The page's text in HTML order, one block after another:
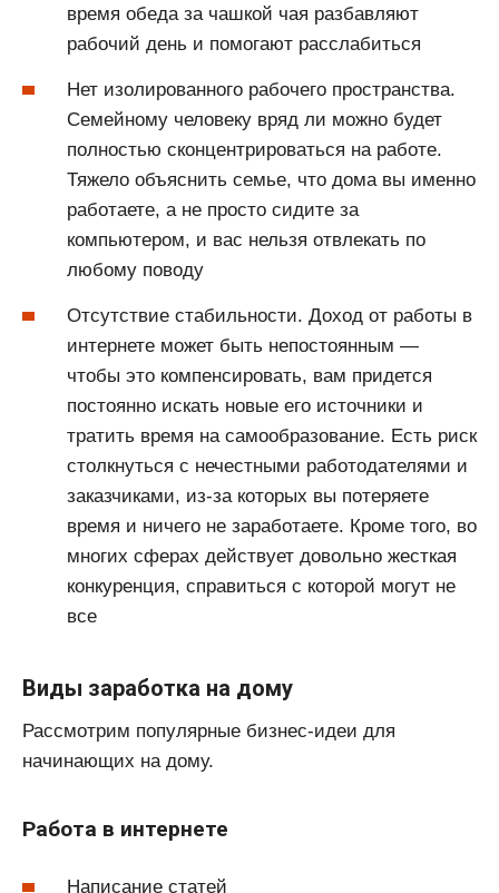
время обеда за чашкой чая разбавляют
рабочий день и помогают расслабиться
Нет изолированного рабочего пространства.
Семейному человеку вряд ли можно будет
полностью сконцентрироваться на работе.
Тяжело объяснить семье, что дома вы именно
работаете, а не просто сидите за
компьютером, и вас нельзя отвлекать по
любому поводу
Отсутствие стабильности. Доход от работы в
интернете может быть непостоянным —
чтобы это компенсировать, вам придется
постоянно искать новые его источники и
тратить время на самообразование. Есть риск
столкнуться с нечестными работодателями и
заказчиками, из-за которых вы потеряете
время и ничего не заработаете. Кроме того, во
многих сферах действует довольно жесткая
конкуренция, справиться с которой могут не
все
Виды заработка на дому
Рассмотрим популярные бизнес-идеи для
начинающих на дому.
Работа в интернете
Написание статей